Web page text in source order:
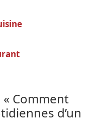
Comment
d’un